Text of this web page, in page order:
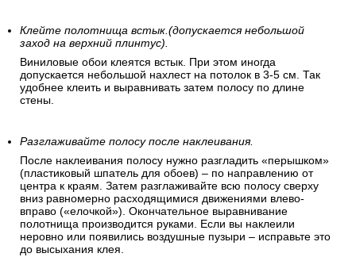
Клейте полотнища встык.(допускается небольшой
заход на верхний плинтус).
Виниловые обои клеятся встык. При этом иногда
допускается небольшой нахлест на потолок в 3-5 см. Так
удобнее клеить и выравнивать затем полосу по длине
стены.
Разглаживайте полосу после наклеивания.
После наклеивания полосу нужно разгладить «перышком»
(пластиковый шпатель для обоев) – по направлению от
центра к краям. Затем разглаживайте всю полосу сверху
вниз равномерно расходящимися движениями влево-
вправо («елочкой»). Окончательное выравнивание
полотнища производится руками. Если вы наклеили
неровно или появились воздушные пузыри – исправьте это
до высыхания клея.